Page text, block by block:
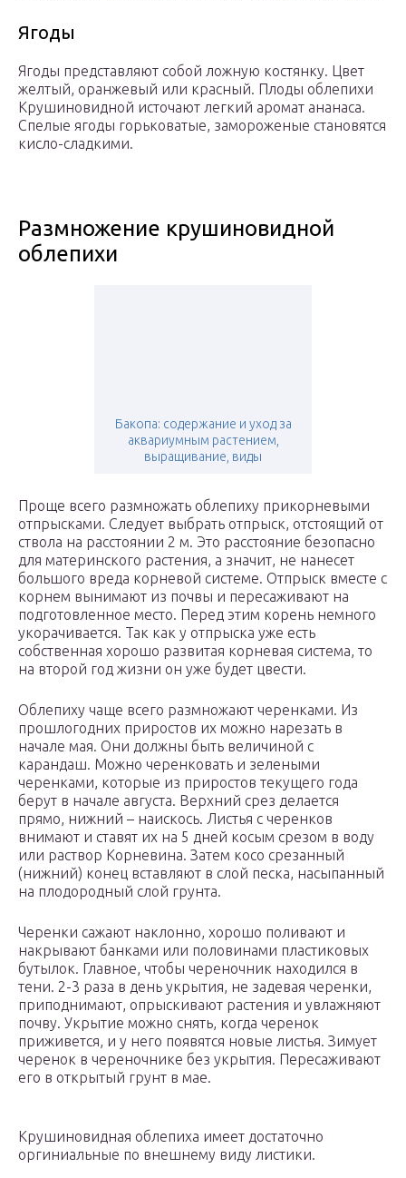
Ягоды
Ягоды представляют собой ложную костянку. Цвет
желтый, оранжевый или красный. Плоды облепихи
Крушиновидной источают легкий аромат ананаса.
Спелые ягоды горьковатые, замороженые становятся
кисло-сладкими.
Размножение крушиновидной
облепихи
Бакопа: содержание и уход за
аквариумным растением,
выращивание, виды
Проще всего размножать облепиху прикорневыми
отпрысками. Следует выбрать отпрыск, отстоящий от
ствола на расстоянии 2 м. Это расстояние безопасно
для материнского растения, а значит, не нанесет
большого вреда корневой системе. Отпрыск вместе с
корнем вынимают из почвы и пересаживают на
подготовленное место. Перед этим корень немного
укорачивается. Так как у отпрыска уже есть
собственная хорошо развитая корневая система, то
на второй год жизни он уже будет цвести.
Облепиху чаще всего размножают черенками. Из
прошлогодних приростов их можно нарезать в
начале мая. Они должны быть величиной с
карандаш. Можно черенковать и зелеными
черенками, которые из приростов текущего года
берут в начале августа. Верхний срез делается
прямо, нижний – наискось. Листья с черенков
внимают и ставят их на 5 дней косым срезом в воду
или раствор Корневина. Затем косо срезанный
(нижний) конец вставляют в слой песка, насыпанный
на плодородный слой грунта.
Черенки сажают наклонно, хорошо поливают и
накрывают банками или половинами пластиковых
бутылок. Главное, чтобы череночник находился в
тени. 2-3 раза в день укрытия, не задевая черенки,
приподнимают, опрыскивают растения и увлажняют
почву. Укрытие можно снять, когда черенок
приживется, и у него появятся новые листья. Зимует
черенок в череночнике без укрытия. Пересаживают
его в открытый грунт в мае.
Крушиновидная облепиха имеет достаточно
оргиниальные по внешнему виду листики.